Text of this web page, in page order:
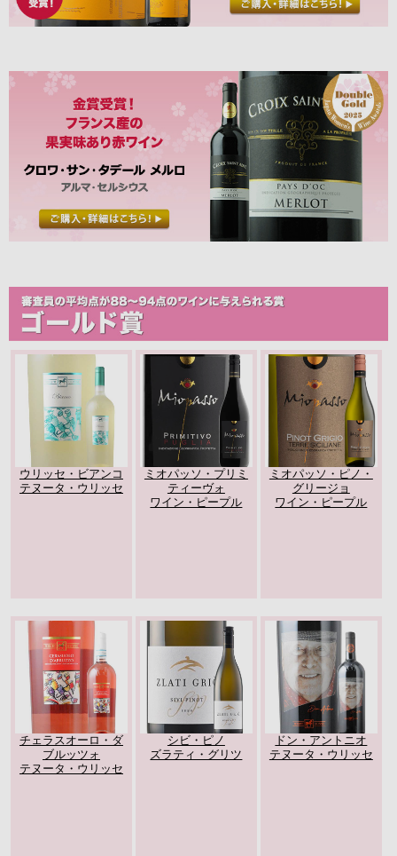
ウリッセ・ビアンコ
テヌータ・ウリッセ
ミオパッソ・プリミ
ティーヴォ
ワイン・ピープル
ミオパッソ・ピノ・
グリージョ
ワイン・ピープル
チェラスオーロ・ダ
ブルッツォ
テヌータ・ウリッセ
シビ・ピノ
ズラティ・グリツ
ドン・アントニオ
テヌータ・ウリッセ